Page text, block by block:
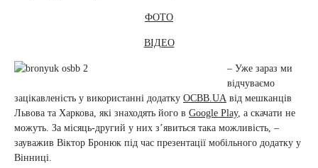
ФОТО
ВІДЕО
– Уже зараз ми
відчуваємо
зацікавленість у використанні додатку ОСBB.UA від мешканців
Львова та Харкова, які знаходять його в Google Play, а скачати не
можуть. За місяць-другий у них з’явиться така можливість, –
зауважив Віктор Бронюк під час презентації мобільного додатку у
Вінниці.